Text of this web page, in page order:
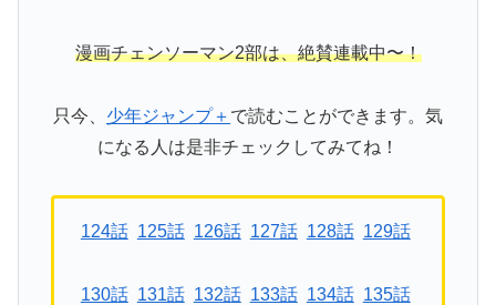
漫画チェンソーマン2部は、絶賛連載中〜！
只今、 少年ジャンプ＋ で読むことができます。気
になる人は是非チェックしてみてね！
124話 125話 126話 127話 128話 129話
130話 131話 132話 133話 134話 135話